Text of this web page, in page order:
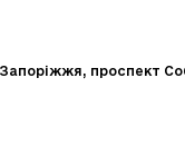
проспект